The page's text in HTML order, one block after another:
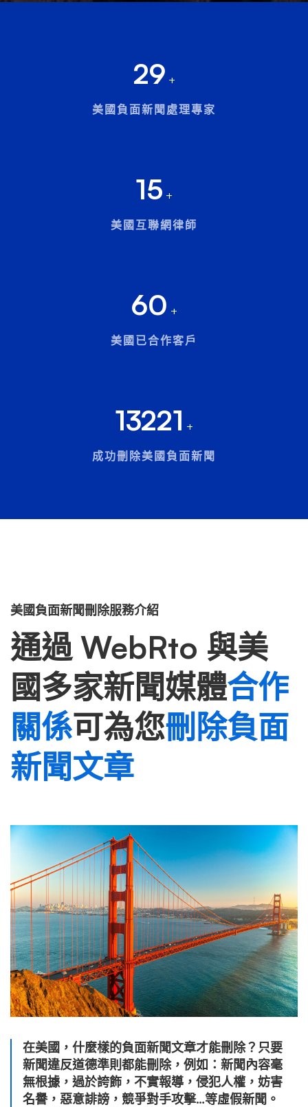
29 +
美國負面新聞處理專家
15 +
美國互聯網律師
60 +
美國已合作客戶
13221 +
成功刪除美國負面新聞
美國負面新聞刪除服務介紹
通過 WebRto 與美
國多家新聞媒體合作
關係可為您刪除負面
新聞文章
在美國，什麼樣的負面新聞文章才能刪除？只要
新聞違反道德準則都能刪除，例如：新聞內容毫
無根據，過於誇飾，不實報導，侵犯人權，妨害
名譽，惡意誹謗，競爭對手攻擊…等虛假新聞。